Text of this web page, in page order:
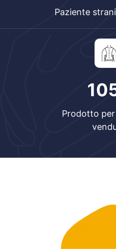
Paziente
Prodotto